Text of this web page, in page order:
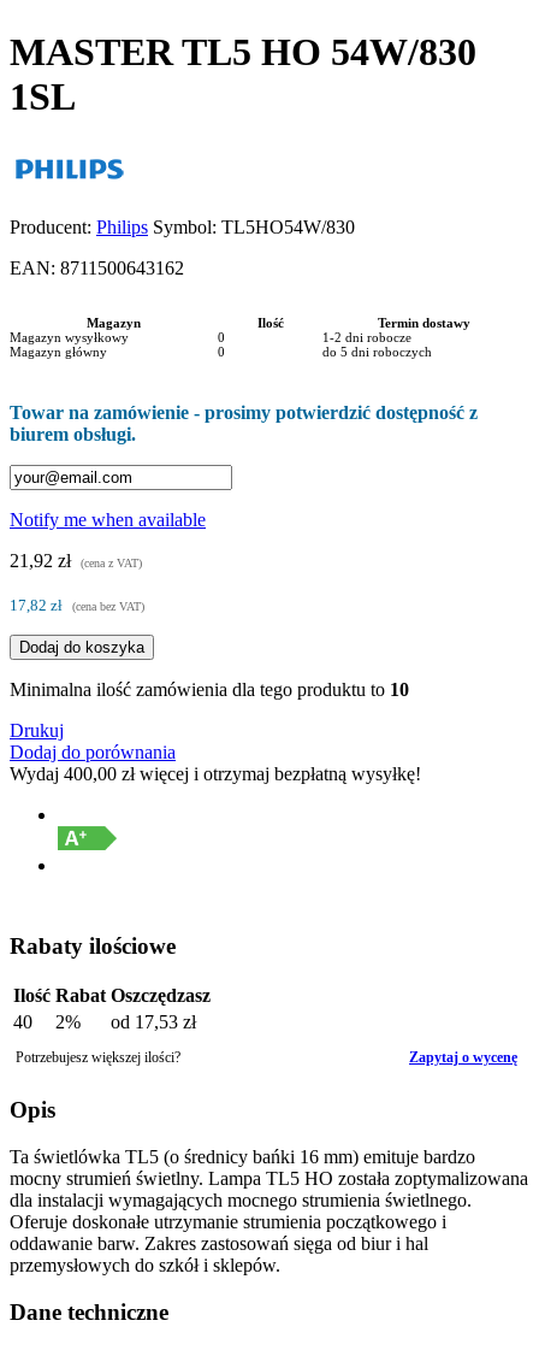
MASTER TL5 HO 54W/830
1SL
Producent: Philips Symbol: TL5HO54W/830
EAN: 8711500643162
Magazyn Ilość
Termin dostawy
Magazyn wysyłkowy
0
1-2 dni robocze
Magazyn główny
0 do 5 dni roboczych
Towar na zamówienie - prosimy potwierdzić dostępność z
biurem obsługi.
Notify me when available
21,92 zł
(cena z VAT)
17,82 zł (cena bez VAT)
Dodaj do koszyka
Minimalna ilość zamówienia dla tego produktu to 10
Drukuj
Dodaj do porównania
Wydaj 400,00 złwięcej i otrzymaj bezpłatną wysyłkę!
Rabaty ilościowe
Ilość Rabat Oszczędzasz
40
2% od 17,53 zł
Potrzebujesz większej ilości? Zapytaj o wycenę
Opis
Ta świetlówka TL5 (o średnicy bańki 16 mm) emituje bardzo
mocny strumień świetlny. Lampa TL5 HO została zoptymalizowana
dla instalacji wymagających mocnego strumienia świetlnego.
Oferuje doskonałe utrzymanie strumienia początkowego i
oddawanie barw. Zakres zastosowań sięga od biur i hal
przemysłowych do szkół i sklepów.
Dane techniczne